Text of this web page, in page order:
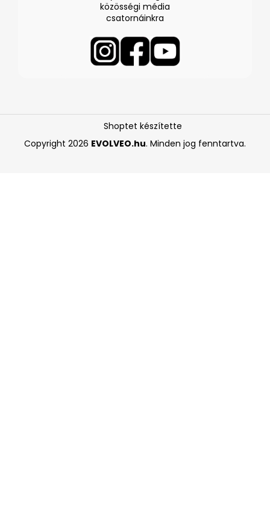
közösségi média
csatornáinkra
Shoptet készítette
Copyright 2026 EVOLVEO.hu. Minden jog fenntartva.